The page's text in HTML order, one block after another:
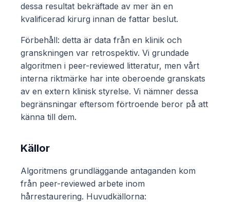
dessa resultat bekräftade av mer än en
kvalificerad kirurg innan de fattar beslut.
Förbehåll: detta är data från en klinik och
granskningen var retrospektiv. Vi grundade
algoritmen i peer-reviewed litteratur, men vårt
interna riktmärke har inte oberoende granskats
av en extern klinisk styrelse. Vi nämner dessa
begränsningar eftersom förtroende beror på att
känna till dem.
Källor
Algoritmens grundläggande antaganden kom
från peer-reviewed arbete inom
hårrestaurering. Huvudkällorna: